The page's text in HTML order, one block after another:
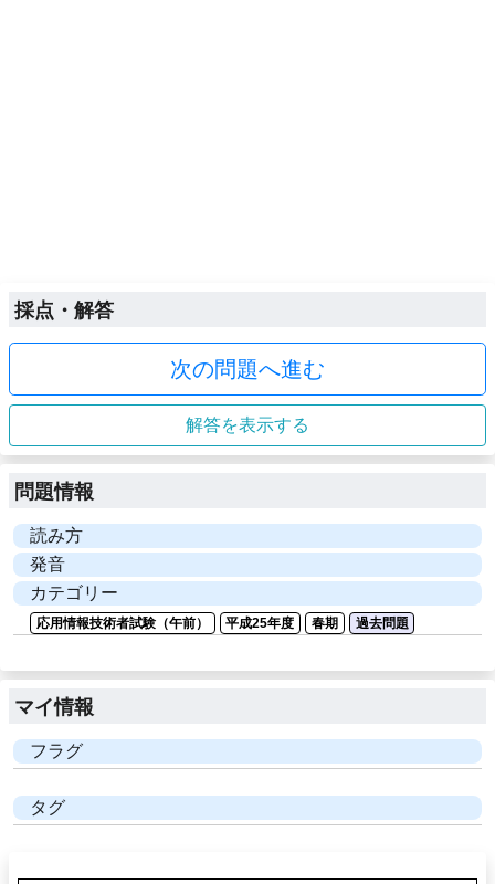
採点・解答
次の問題へ進む
解答を表示する
問題情報
読み方
発音
カテゴリー
応用情報技術者試験（午前） 平成25年度 春期 過去問題
マイ情報
フラグ
タグ